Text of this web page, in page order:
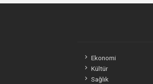
Ekonomi
Kültür
Sağlık